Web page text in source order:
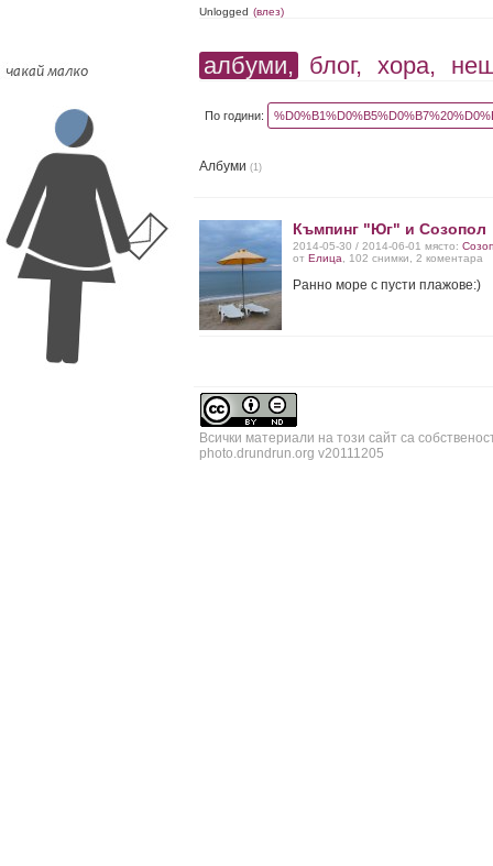
Unlogged (влез)
албуми, блог, хора,
По години:
Албуми(1)
Къмпинг "Юг" и Созопол
2014-05-30 / 2014-06-01 място:
отЕлица , 102 снимки, 2 коментара
Ранно море с пусти плажове:)
Всички материали на този сайт са
photo.drundrun.org v20111205